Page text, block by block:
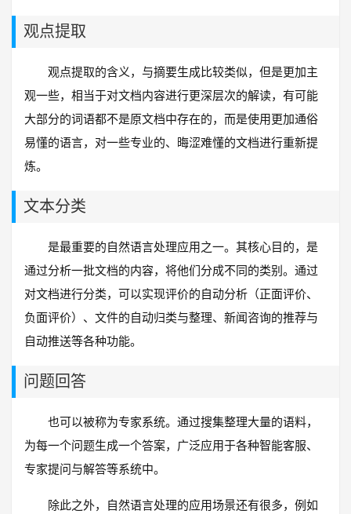
观点提取
观点提取的含义，与摘要生成比较类似，但是更加主
观一些，相当于对文档内容进行更深层次的解读，有可能
大部分的词语都不是原文档中存在的，而是使用更加通俗
易懂的语言，对一些专业的、晦涩难懂的文档进行重新提
炼。
文本分类
是最重要的自然语言处理应用之一。其核心目的，是
通过分析一批文档的内容，将他们分成不同的类别。通过
对文档进行分类，可以实现评价的自动分析（正面评价、
负面评价）、文件的自动归类与整理、新闻咨询的推荐与
自动推送等各种功能。
问题回答
也可以被称为专家系统。通过搜集整理大量的语料，
为每一个问题生成一个答案，广泛应用于各种智能客服、
专家提问与解答等系统中。
除此之外，自然语言处理的应用场景还有很多，例如